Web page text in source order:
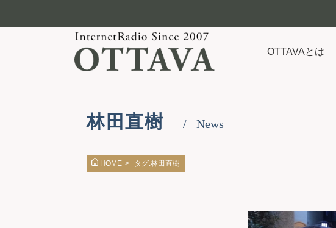
OTTAVAとは
林田直樹 News
HOME > タグ:林田直樹